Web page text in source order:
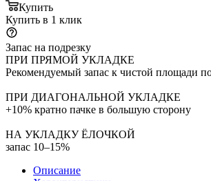
Купить
Купить в 1 клик
Запас на подрезку
ПРИ ПРЯМОЙ УКЛАДКЕ
Рекомендуемый запас к чистой площади
ПРИ ДИАГОНАЛЬНОЙ УКЛАДКЕ
+10% кратно пачке в большую сторону
НА УКЛАДКУ ЁЛОЧКОЙ
запас 10–15%
Описание